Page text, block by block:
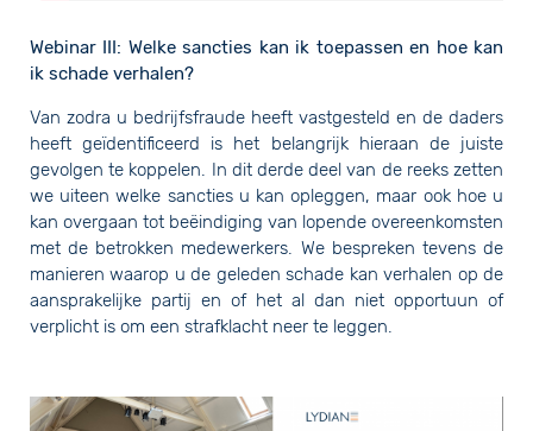
Webinar III: Welke sancties kan ik toepassen en hoe kan
ik schade verhalen?
Van zodra u bedrijfsfraude heeft vastgesteld en de daders
heeft geïdentificeerd is het belangrijk hieraan de juiste
gevolgen te koppelen. In dit derde deel van de reeks zetten
we uiteen welke sancties u kan opleggen, maar ook hoe u
kan overgaan tot beëindiging van lopende overeenkomsten
met de betrokken medewerkers. We bespreken tevens de
manieren waarop u de geleden schade kan verhalen op de
aansprakelijke partij en of het al dan niet opportuun of
verplicht is om een strafklacht neer te leggen.